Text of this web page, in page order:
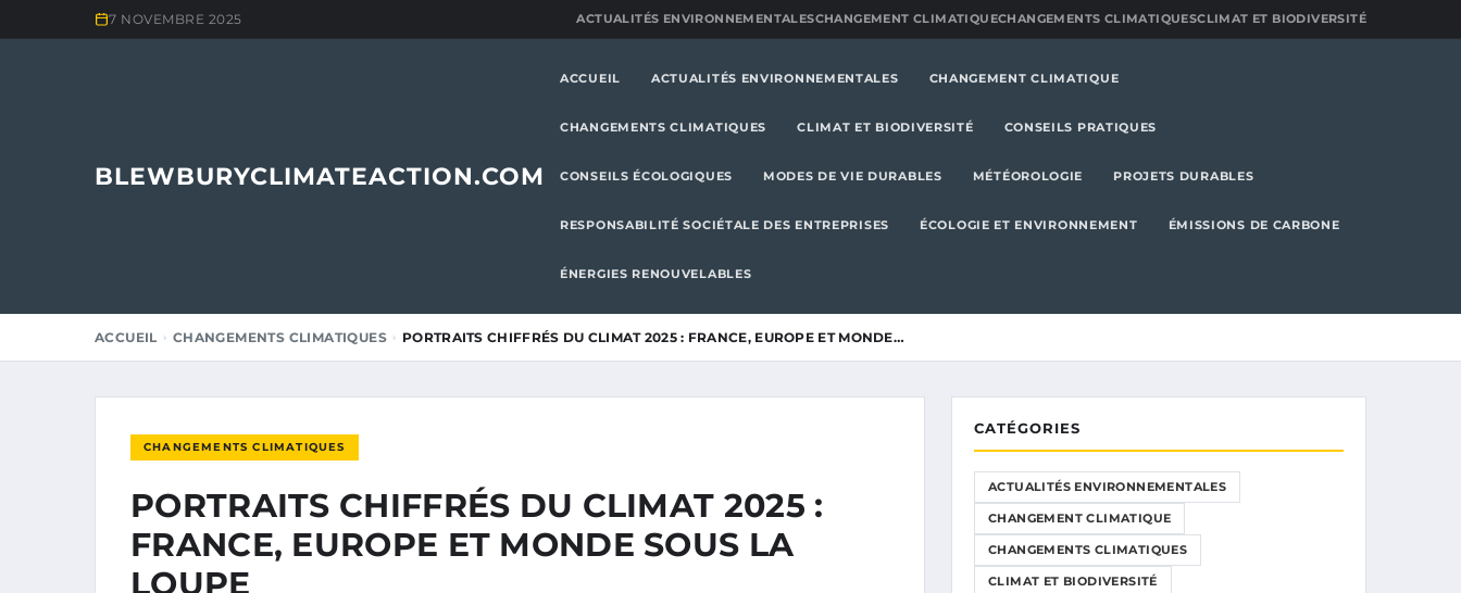
7 NOVEMBRE 2025 ACTUALITÉS ENVIRONNEMENTALESCHANGEMENT CLIMATIQUECHANGEMENTS CLIMATIQUESCLIMAT ET BIODIVERSITÉ
BLEWBURYCLIMATEACTION.COM
ACCUEIL ACTUALITÉS ENVIRONNEMENTALES CHANGEMENT CLIMATIQUE
CHANGEMENTS CLIMATIQUES CLIMAT ET BIODIVERSITÉ CONSEILS PRATIQUES
CONSEILS ÉCOLOGIQUES MODES DE VIE DURABLES MÉTÉOROLOGIE PROJETS DURABLES
RESPONSABILITÉ SOCIÉTALE DES ENTREPRISES ÉCOLOGIE ET ENVIRONNEMENT ÉMISSIONS DE CARBONE
ÉNERGIES RENOUVELABLES
ACCUEIL CHANGEMENTS CLIMATIQUES PORTRAITS CHIFFRÉS DU CLIMAT 2025 : FRANCE, EUROPE ET MONDE…
CHANGEMENTS CLIMATIQUES
PORTRAITS CHIFFRÉS DU CLIMAT 2025 :
FRANCE, EUROPE ET MONDE SOUS LA
LOUPE
CATÉGORIES
ACTUALITÉS ENVIRONNEMENTALES
CHANGEMENT CLIMATIQUE
CHANGEMENTS CLIMATIQUES
CLIMAT ET BIODIVERSITÉ